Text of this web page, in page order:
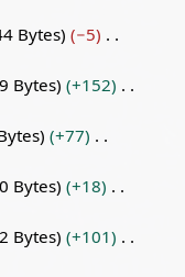
Bytes
−5
Bytes
+152
+77
Bytes
+18
Bytes
+101